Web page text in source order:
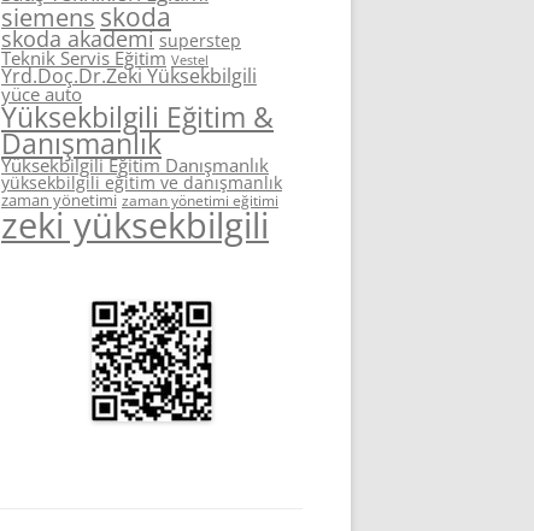
siemens skoda
skoda akademi superstep
Teknik Servis Eğitim Vestel
Yrd.Doç.Dr.Zeki Yüksekbilgili
yüce auto
Yüksekbilgili Eğitim &
Danışmanlık
Yüksekbilgili Eğitim Danışmanlık
yüksekbilgili eğitim ve danışmanlık
zaman yönetimi zaman yönetimi eğitimi
zeki yüksekbilgili